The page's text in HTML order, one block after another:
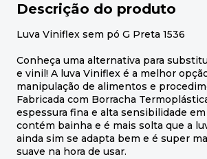
Descrição do produto
Luva Viniflex sem pó G Preta 1536
Conheça uma alternativa para
e vinil! A luva Viniflex é a melhor
manipulação de alimentos e
Fabricada com Borracha
espessura fina e alta sensibilidade em
contém bainha e é mais solta que a
ainda sim se adapta bem e é super
suave na hora de usar.